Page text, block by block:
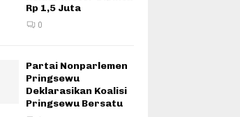
Rp 1,5 Juta
0
Partai Nonparlemen
Pringsewu
Deklarasikan Koalisi
Pringsewu Bersatu